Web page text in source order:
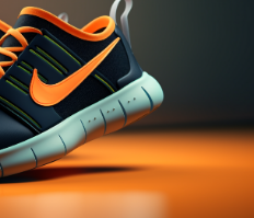
2-Я ПАРА -50%